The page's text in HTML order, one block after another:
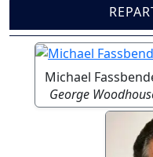
Michael
George